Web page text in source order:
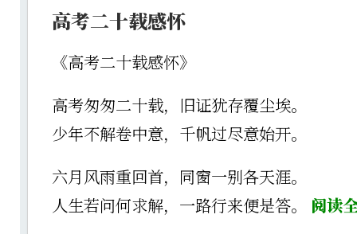
高考二十载感怀
《高考二十载感怀》
高考匆匆二十载，旧证犹存覆尘埃。
少年不解卷中意，千帆过尽意始开。
六月风雨重回首，同窗一别各天涯。
人生若问何求解，一路行来便是答。 阅读